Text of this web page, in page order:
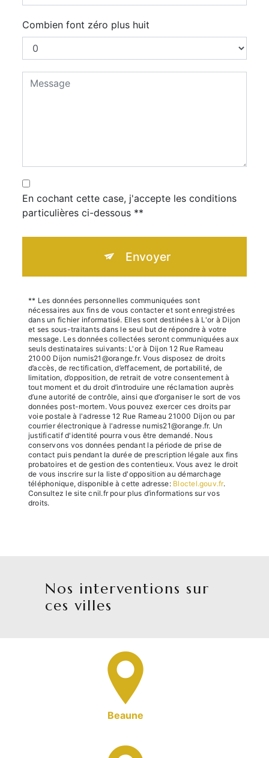
Combien font zéro plus huit
En cochant cette case, j'accepte les conditions
particulières ci-dessous **
Envoyer
** Les données personnelles communiquées sont
nécessaires aux fins de vous contacter et sont enregistrées
dans un fichier informatisé. Elles sont destinées à L'or à Dijon
et ses sous-traitants dans le seul but de répondre à votre
message. Les données collectées seront communiquées aux
seuls destinataires suivants: L'or à Dijon 12 Rue Rameau
21000 Dijon numis21@orange.fr. Vous disposez de droits
d’accès, de rectification, d’effacement, de portabilité, de
limitation, d’opposition, de retrait de votre consentement à
tout moment et du droit d’introduire une réclamation auprès
d’une autorité de contrôle, ainsi que d’organiser le sort de vos
données post-mortem. Vous pouvez exercer ces droits par
voie postale à l'adresse 12 Rue Rameau 21000 Dijon ou par
courrier électronique à l'adresse numis21@orange.fr. Un
justificatif d'identité pourra vous être demandé. Nous
conservons vos données pendant la période de prise de
contact puis pendant la durée de prescription légale aux fins
probatoires et de gestion des contentieux. Vous avez le droit
de vous inscrire sur la liste d'opposition au démarchage
téléphonique, disponible à cette adresse: Bloctel.gouv.fr.
Consultez le site cnil.fr pour plus d’informations sur vos
droits.
Nos interventions sur
ces villes
Beaune